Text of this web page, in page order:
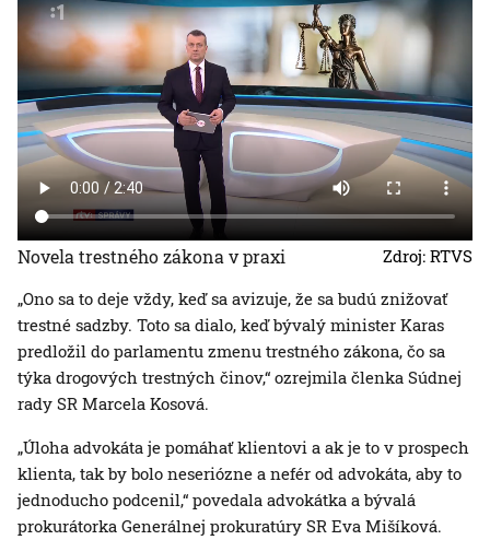
Zdroj: RTVS
Novela trestného zákona v praxi
„Ono sa to deje vždy, keď sa avizuje, že sa budú znižovať
trestné sadzby. Toto sa dialo, keď bývalý minister Karas
predložil do parlamentu zmenu trestného zákona, čo sa
týka drogových trestných činov,“ ozrejmila členka Súdnej
rady SR Marcela Kosová.
„Úloha advokáta je pomáhať klientovi a ak je to v prospech
klienta, tak by bolo neseriózne a nefér od advokáta, aby to
jednoducho podcenil,“ povedala advokátka a bývalá
prokurátorka Generálnej prokuratúry SR Eva Mišíková.